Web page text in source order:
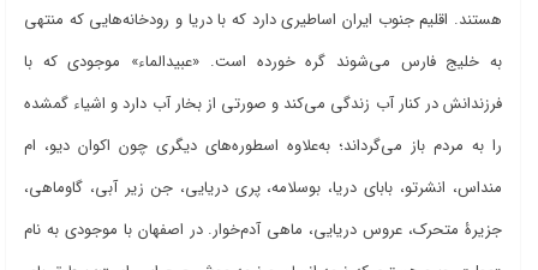
هستند. اقلیم جنوب ایران اساطیری دارد که با دریا و رودخانههایی که منتهی
به خلیج فارس میشوند گره خورده است. «عبیدالماء» موجودی که با
فرزندانش در کنار آب زندگی میکند و صورتی از بخار آب دارد و اشیاء گمشده
را به مردم باز میگرداند؛ بهعلاوه اسطورههای دیگری چون اکوان دیو، ام
منداس، انشرتو، بابای دریا، بوسلامه، پری دریایی، جن زیر آبی، گاوماهی،
جزیرۀ متحرک، عروس دریایی، ماهی آدمخوار. در اصفهان با موجودی به نام